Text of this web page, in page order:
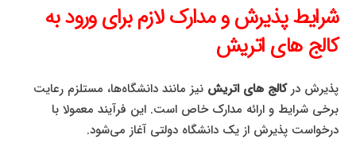
شرایط پذیرش و مدارک لازم برای ورود به
کالج‌ های اتریش
پذیرش درکالج‌ های اتریش نیز مانند دانشگاه‌ها، مستلزم رعایت
برخی شرایط و ارائه مدارک خاص است. این فرآیند معمولا با
درخواست پذیرش از یک دانشگاه دولتی آغاز می‌شود.